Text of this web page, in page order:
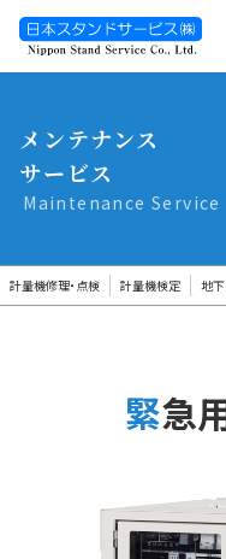
メンテナンス
サービス
Maintenance Service
計量機修理・点検 計量機検定 地
緊